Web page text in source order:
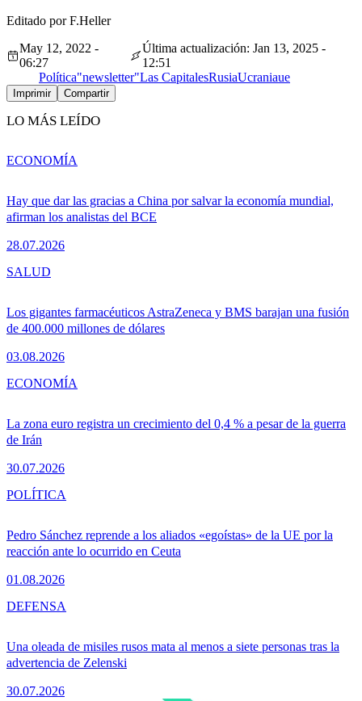
Editado por F.Heller
May 12, 2022 -
06:27
Última actualización: Jan 13, 2025 -
12:51
Política"newsletter"Las CapitalesRusiaUcraniaue
Imprimir Compartir
LO MÁS LEÍDO
Hay que dar las gracias a China por salvar la economía mundial,
afirman los analistas del BCE
28.07.2026
ECONOMÍA
Los gigantes farmacéuticos AstraZeneca y BMS barajan una fusión
de 400.000 millones de dólares
03.08.2026
SALUD
La zona euro registra un crecimiento del 0,4 % a pesar de la guerra
de Irán
30.07.2026
ECONOMÍA
Pedro Sánchez reprende a los aliados «egoístas» de la UE por la
reacción ante lo ocurrido en Ceuta
01.08.2026
POLÍTICA
Una oleada de misiles rusos mata al menos a siete personas tras la
advertencia de Zelenski
30.07.2026
DEFENSA